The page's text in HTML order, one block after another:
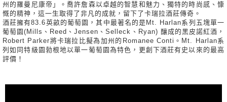
州的羅曼尼康帝」。喬許詹森以卓越的智慧和魅力、獨特的時尚感、慷
慨的精神，這一生取得了非凡的成就，留下了卡瑞拉酒莊傳奇。
酒莊擁有83.6英畝的葡萄園，其中最著名的是Mt. Harlan系列五塊單一
葡萄園(Mills、Reed、Jensen、Selleck、Ryan) 釀成的黑皮諾紅酒，
Robert Parker將卡瑞拉比擬為加州的Romanee Conti。Mt. Harlan系
列如同特級園勃根地以單一葡萄園為特色，更創下酒莊有史以來的最高
評價！